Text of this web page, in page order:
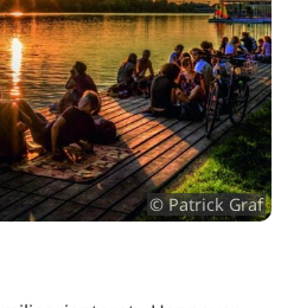
SV
FR
PT
TR
RU
FI
© Patrick Graf